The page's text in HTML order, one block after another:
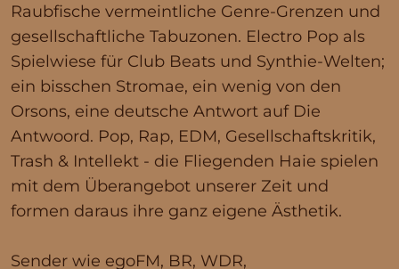
Raubfische vermeintliche Genre-Grenzen und
gesellschaftliche Tabuzonen. Electro Pop als
Spielwiese für Club Beats und Synthie-Welten;
ein bisschen Stromae, ein wenig von den
Orsons, eine deutsche Antwort auf Die
Antwoord. Pop, Rap, EDM, Gesellschaftskritik,
Trash & Intellekt - die Fliegenden Haie spielen
mit dem Überangebot unserer Zeit und
formen daraus ihre ganz eigene Ästhetik.
Sender wie egoFM, BR, WDR,